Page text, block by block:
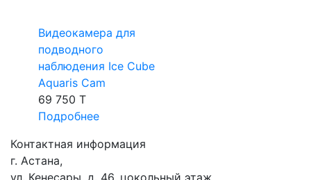
Видеокамера для
подводного
наблюдения Ice Cube
Aquaris Cam
69 750 T
Подробнее
Контактная информация
г. Астана,
ул. Кенесары, д. 46, цокольный этаж